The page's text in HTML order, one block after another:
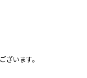
います。